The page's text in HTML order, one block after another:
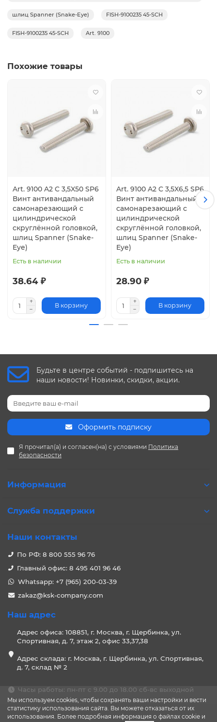
шлиц Spanner (Snake-Eye) FISH-9100235 45-SCH
FISH-9100235 45-SCH Art. 9100
Похожие товары
Art. 9100 A2 C 3,5X50 SP6
Винт антивандальный
самонарезающий с
цилиндрической
скруглённой головкой,
шлиц Spanner (Snake-
Eye)
Есть в наличии
38.64 ₽
В корзину
Art. 9100 A2 C 3,5X6,5 SP6
Винт антивандальный
самонарезающий с
цилиндрической
скруглённой головкой,
шлиц Spanner (Snake-
Eye)
Есть в наличии
28.90 ₽
В корзину
Мы используем cookies, чтобы сохранять ваши настройки и вести
статистику использования сайта. Вы можете отказаться от их
использования. Более подробная информация о файлах cookie и
Будьте в центре событий - подпишитесь на
наши новости! Новинки, скидки, акции.
Оформить подписку
Я прочитал(а) и согласен(на) с условиями Политика
безопасности
Информация
Служба поддержки
Наши контакты
По РФ: 8 800 555 96 76
Главный офис: 8 495 401 96 46
Whatsapp: +7 (965) 200-03-39
zakaz@ksk-company.com
Наш адрес
Адрес офиса: 108851, г. Москва, г. Щербинка, ул.
Спортивная, д. 7, этаж 2, офис 33,37,38
Адрес склада: г. Москва, г. Щербинка, ул. Спортивная,
д. 7, склад № 2
Часы работы: пн-пт с 9.00 до 18.00 сб-вс выходной